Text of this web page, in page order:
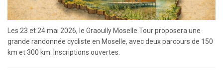
Les 23 et 24 mai 2026, le Graoully Moselle Tour proposera une
grande randonnée cycliste en Moselle, avec deux parcours de 150
km et 300 km. Inscriptions ouvertes.